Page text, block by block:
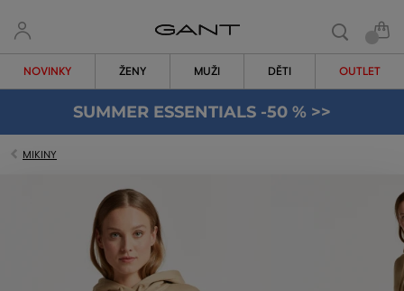
NOVINKY ŽENY MUŽI DĚTI OUTLET
SUMMER ESSENTIALS -50 % >>
MIKINY